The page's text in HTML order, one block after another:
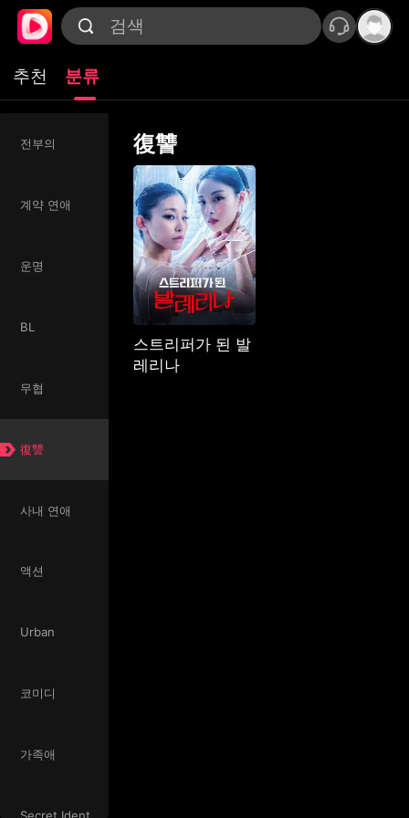
추천 분류
전부의
계약 연애
운명
BL
무협
復讐
사내 연애
액션
Urban
코미디
가족애
復讐
스트리퍼가 된 발
레리나